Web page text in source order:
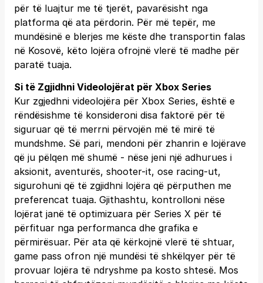
për të luajtur me të tjerët, pavarësisht nga
platforma që ata përdorin. Për më tepër, me
mundësinë e blerjes me këste dhe transportin falas
në Kosovë, këto lojëra ofrojnë vlerë të madhe për
paratë tuaja.
Si të Zgjidhni Videolojërat për Xbox Series
Kur zgjedhni videolojëra për Xbox Series, është e
rëndësishme të konsideroni disa faktorë për të
siguruar që të merrni përvojën më të mirë të
mundshme. Së pari, mendoni për zhanrin e lojërave
që ju pëlqen më shumë - nëse jeni një adhurues i
aksionit, aventurës, shooter-it, ose racing-ut,
sigurohuni që të zgjidhni lojëra që përputhen me
preferencat tuaja. Gjithashtu, kontrolloni nëse
lojërat janë të optimizuara për Series X për të
përfituar nga performanca dhe grafika e
përmirësuar. Për ata që kërkojnë vlerë të shtuar,
game pass ofron një mundësi të shkëlqyer për të
provuar lojëra të ndryshme pa kosto shtesë. Mos